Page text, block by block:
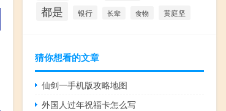
都是 银行 长辈 食物 黄庭坚
猜你想看的文章
仙剑一手机版攻略地图
外国人过年祝福卡怎么写